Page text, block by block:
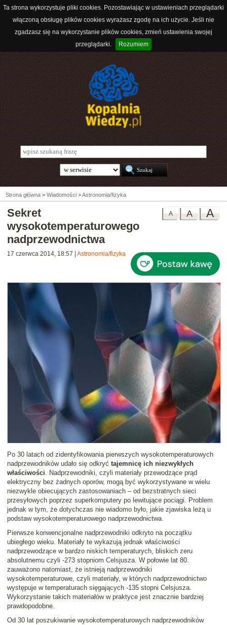
Ta strona wykorzystuje pliki cookies. Pozostawiając w ustawieniach przeglądarki
włączoną obsługę plików cookies wyrażasz zgodę na ich użycie. Jeśli nie
zgadzasz się na wykorzystanie plików cookies, zmień ustawienia swojej
przeglądarki.
Rozumiem
Strona główna > Wiadomości >Astronomia/fizyka
A
A
A
Sekret
wysokotemperaturowego
nadprzewodnictwa
17 czerwca 2014, 18:57 Astronomia/fizyka
Po 30 latach od zidentyfikowania pierwszych wysokotemperaturowych
nadprzewodników udało się odkryć tajemnicę ich niezwykłych
właściwości. Nadprzewodniki, czyli materiały przewodzące prąd
elektryczny bez żadnych oporów, mogą być wykorzystywane w wielu
niezwykle obiecujących zastosowaniach – od bezstratnych sieci
przesyłowych poprzez superkomputery po lewitujące pociągi. Problem
jednak w tym, że dotychczas nie wiadomo było, jakie zjawiska leżą u
podstaw wysokotemperaturowego nadprzewodnictwa.
Pierwsze konwencjonalne nadprzewodniki odkryto na początku
ubiegłego wieku. Materiały te wykazują jednak właściwości
nadprzewodzące w bardzo niskich temperaturych, bliskich zeru
absolutnemu czyli -273 stopniom Celsjusza. W połowie lat 80.
zauważono natomiast, że istnieją nadprzewodniki
wysokotemperaturowe, czyli materiały, w których nadprzewodnictwo
występuje w temperaturach sięgających -135 stopni Celsjusza.
Wykorzystanie takich materiałów w praktyce jest znacznie bardziej
prawdopodobne.
Od 30 lat poszukiwanie wysokotemperaturowych nadprzewodników